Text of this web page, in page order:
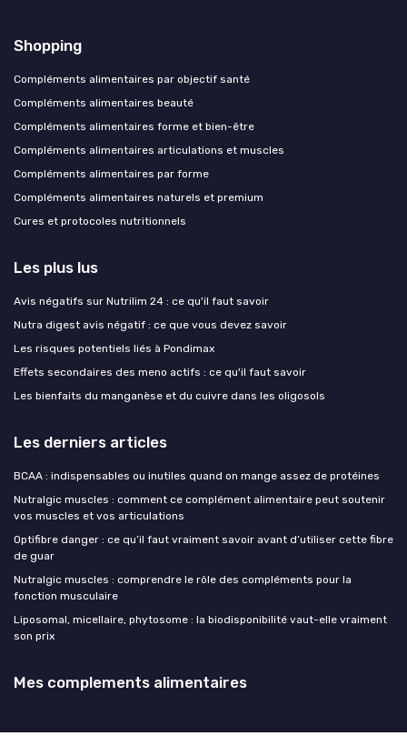
Shopping
Compléments alimentaires par objectif santé
Compléments alimentaires beauté
Compléments alimentaires forme et bien-être
Compléments alimentaires articulations et muscles
Compléments alimentaires par forme
Compléments alimentaires naturels et premium
Cures et protocoles nutritionnels
Les plus lus
Avis négatifs sur Nutrilim 24 : ce qu'il faut savoir
Nutra digest avis négatif : ce que vous devez savoir
Les risques potentiels liés à Pondimax
Effets secondaires des meno actifs : ce qu'il faut savoir
Les bienfaits du manganèse et du cuivre dans les oligosols
Les derniers articles
BCAA : indispensables ou inutiles quand on mange assez de protéines
Nutralgic muscles : comment ce complément alimentaire peut soutenir
vos muscles et vos articulations
Optifibre danger : ce qu’il faut vraiment savoir avant d’utiliser cette fibre
de guar
Nutralgic muscles : comprendre le rôle des compléments pour la
fonction musculaire
Liposomal, micellaire, phytosome : la biodisponibilité vaut-elle vraiment
son prix
Mes complements alimentaires